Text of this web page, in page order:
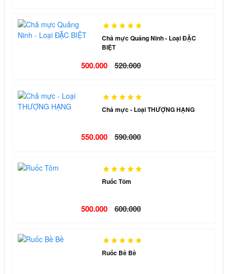
Chả mực Quảng Ninh - Loại ĐẶC
BIỆT
500.000 520.000
Chả mực - Loại THƯỢNG HẠNG
550.000 590.000
Ruốc Tôm
500.000 600.000
Ruốc Bề Bề